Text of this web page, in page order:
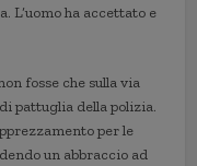
L’uomo ha accettato e
fosse che sulla via
pattuglia della polizia.
per le
un abbraccio ad